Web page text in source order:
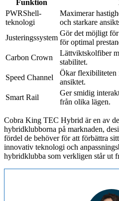
Funktion
PWRShell-
teknologi
Maximerar
och starkare
Justeringssystem
Gör det möjligt för
för optimal
Carbon Crown
Lättviktskolfiber
stabilitet.
Speed Channel
Ökar flexibiliteten
ansiktet.
Smart Rail
Ger smidig
från olika lägen.
Cobra King TEC Hybrid är en av
hybridklubborna på marknaden,
fördel de behöver för att förbättra
innovativ teknologi och
hybridklubba som verkligen står ut